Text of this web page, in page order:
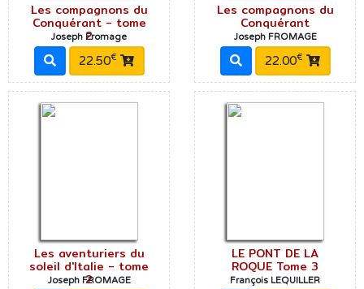
Les compagnons du
Conquérant - tome
2
Joseph Fromage
22.50€
Les compagnons du
Conquérant
Joseph FROMAGE
22.00€
Les aventuriers du
soleil d'Italie - tome
2
Joseph FROMAGE
LE PONT DE LA
ROQUE Tome 3
François LEQUILLER